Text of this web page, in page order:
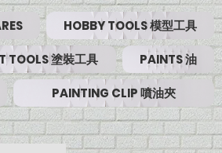
HOBBY TOOLS 模型工具
TOOLS 塗裝工具 PAINTS 油
PAINTING CLIP 噴油夾